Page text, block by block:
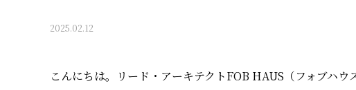
2025.02.12
こんにちは。リード・アーキテクトFOB HAUS（フォブハウ